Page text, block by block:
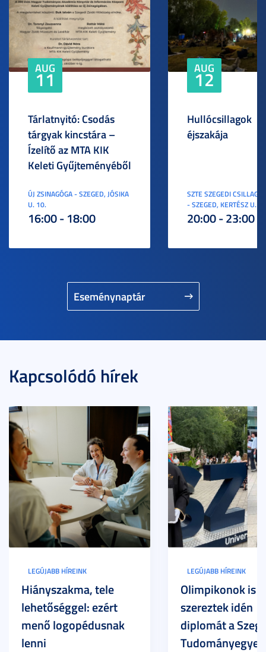
Eseménynaptár
AUG
11
Tárlatnyitó: Csodás
tárgyak kincstára –
Ízelítő az MTA KIK
Keleti Gyűjteményéből
ÚJ ZSINAGÓGA - SZEGED, JÓSIKA
U. 10.
16:00 - 18:00
AUG
12
Hullócsillagok
éjszakája
SZTE SZEGEDI
- SZEGED, KERTÉSZ U. 3.
20:00 - 23:00
Kapcsolódó hírek
LEGÚJABB HÍREINK
Hiányszakma, tele
lehetőséggel: ezért
menő logopédusnak
lenni
LEGÚJABB HÍREINK
Olimpikonok is
szereztek idén
diplomát a